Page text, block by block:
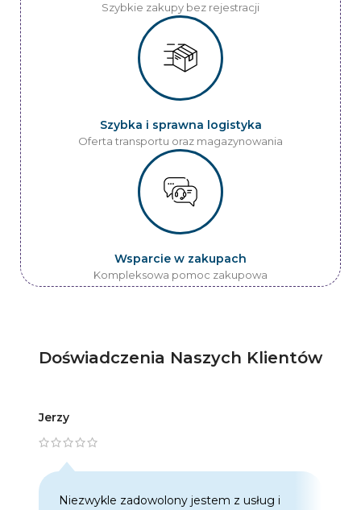
Szybkie zakupy bez rejestracji
Szybka i sprawna logistyka
Oferta transportu oraz magazynowania
Wsparcie w zakupach
Kompleksowa pomoc zakupowa
Doświadczenia Naszych Klientów
Jerzy
Niezwykle zadowolony jestem z usług i